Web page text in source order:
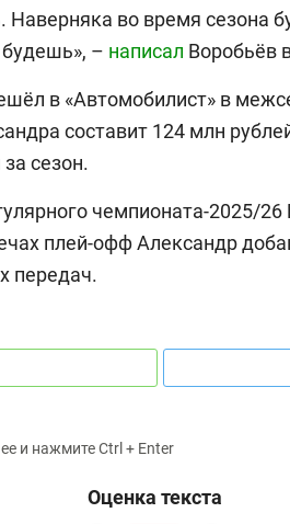
во время сезона
– написал Воробьёв
в «Автомобилист» в
составит 124 млн
сезон.
чемпионата-2025/
плей-офф Александр
передач.
и нажмите Ctrl + Enter
Оценка текста